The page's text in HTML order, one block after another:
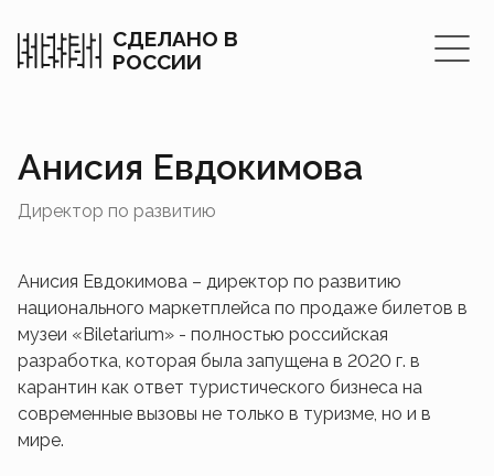
СДЕЛАНО В
РОССИИ
Анисия Евдокимова
Директор по развитию
Анисия Евдокимова – директор по развитию
национального маркетплейса по продаже билетов в
музеи «Biletarium» - полностью российская
разработка, которая была запущена в 2020 г. в
карантин как ответ туристического бизнеса на
современные вызовы не только в туризме, но и в
мире.